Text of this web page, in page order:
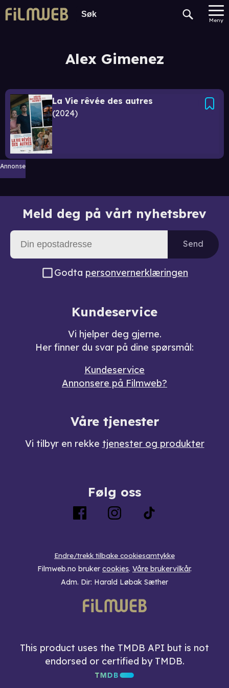
Meny
Alex Gimenez
La Vie rêvée des autres
2024
Annonse
Meld deg på vårt nyhetsbrev
Send
Godta personvernerklæringen
Kundeservice
Vi hjelper deg gjerne.
Her finner du svar på dine spørsmål:
Kundeservice
Annonsere på Filmweb?
Våre tjenester
Vi tilbyr en rekke tjenester og produkter
Følg oss
Endre/trekk tilbake cookiesamtykke
Filmweb.no bruker cookies. Våre brukervilkår.
Adm. Dir: Harald Løbak Sæther
This product uses the TMDB API but is not
endorsed or certified by TMDB.